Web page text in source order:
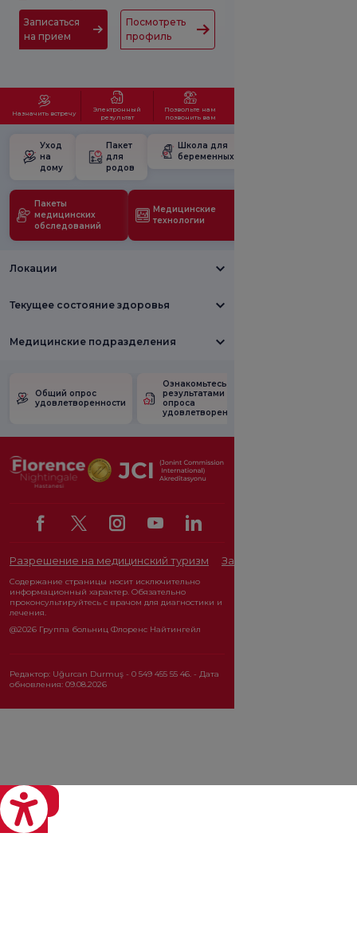
Записаться
на прием
Посмотреть
профиль
Назначить встречу
Электронный
результат
Позвольте нам
позвонить вам
Уход
на
дому
Пакет
для
родов
Школа для
беременных
Пакеты
медицинских
обследований
Медицинские
технологии
Локации
Текущее состояние здоровья
Медицинские подразделения
Общий опрос
удовлетворенности
Ознакомьтесь с
результатами
опроса
удовлетворенности.
Разрешение на медицинский туризм Закон о защите
Содержание страницы носит исключительно
информационный характер. Обязательно
проконсультируйтесь с врачом для диагностики и
лечения.
@2026 Группа больниц Флоренс Найтингейл
Редактор: Uğurcan Durmuş - 0 549 455 55 46. - Дата
обновления: 09.08.2026